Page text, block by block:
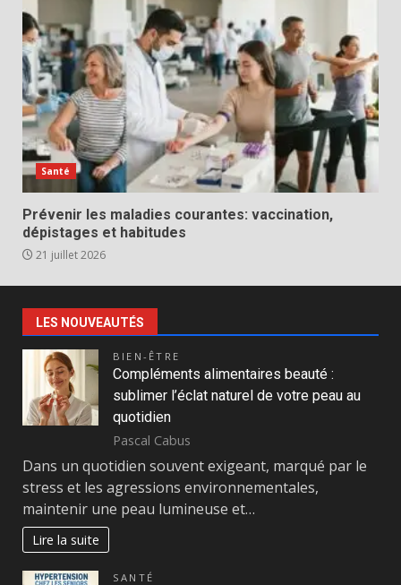
Santé
Prévenir les maladies courantes: vaccination,
dépistages et habitudes
21 juillet 2026
LES NOUVEAUTÉS
BIEN-ÊTRE
Compléments alimentaires beauté :
sublimer l’éclat naturel de votre peau au
quotidien
Pascal Cabus
Dans un quotidien souvent exigeant, marqué par le
stress et les agressions environnementales,
maintenir une peau lumineuse et…
Lire la suite
SANTÉ